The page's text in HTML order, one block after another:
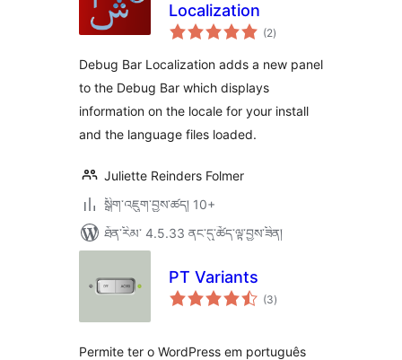
Localization
(2གདེང་
འཇོག་
ཚང་།
)
Debug Bar Localization adds a new panel
to the Debug Bar which displays
information on the locale for your install
and the language files loaded.
Juliette Reinders Folmer
སྒྲིག་འཇུག་བྱས་ཚད། 10+
ཐོན་རིམ་ 4.5.33 ནང་དུ་ཚོད་ལྟ་བྱས་ཟིན།
PT Variants
(3གདེང་
འཇོག་
)
Permite ter o WordPress em português